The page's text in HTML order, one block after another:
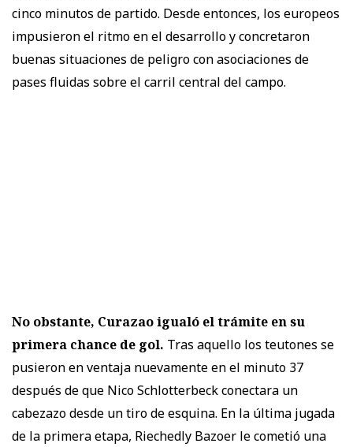
cinco minutos de partido. Desde entonces, los europeos
impusieron el ritmo en el desarrollo y concretaron
buenas situaciones de peligro con asociaciones de
pases fluidas sobre el carril central del campo.
No obstante, Curazao igualó el trámite en su
primera chance de gol. Tras aquello los teutones se
pusieron en ventaja nuevamente en el minuto 37
después de que Nico Schlotterbeck conectara un
cabezazo desde un tiro de esquina. En la última jugada
de la primera etapa, Riechedly Bazoer le cometió una